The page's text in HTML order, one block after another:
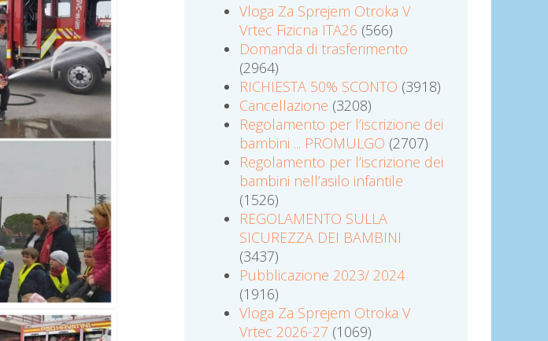
Vloga Za Sprejem Otroka V
Vrtec Fizicna ITA26 (566)
Domanda di trasferimento
(2964)
RICHIESTA 50% SCONTO (3918)
Cancellazione (3208)
Regolamento per l’iscrizione dei
bambini ... PROMULGO (2707)
Regolamento per l’iscrizione dei
bambini nell’asilo infantile
(1526)
REGOLAMENTO SULLA
SICUREZZA DEI BAMBINI
(3437)
Pubblicazione 2023/ 2024
(1916)
Vloga Za Sprejem Otroka V
Vrtec 2026-27 (1069)